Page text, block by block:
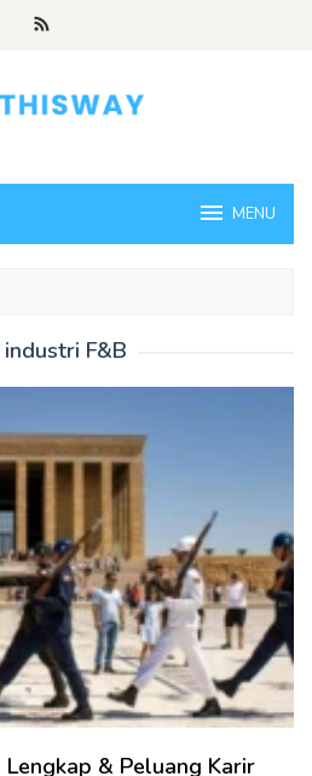
MENU
industri F&B
Lengkap & Peluang Karir